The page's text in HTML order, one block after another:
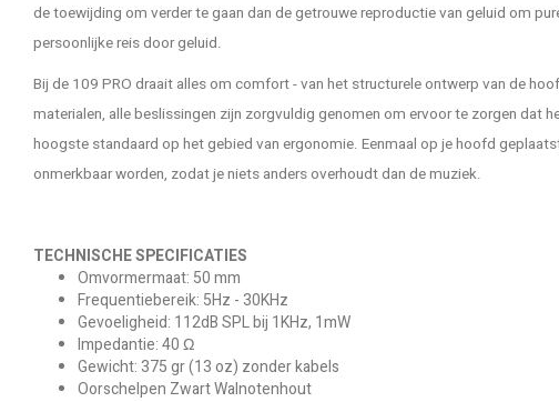
de toewijding om verder te gaan dan de getrouwe reproductie van geluid om
persoonlijke reis door geluid.
Bij de 109 PRO draait alles om comfort - van het structurele ontwerp van de
materialen, alle beslissingen zijn zorgvuldig genomen om ervoor te zorgen dat
hoogste standaard op het gebied van ergonomie. Eenmaal op je hoofd
onmerkbaar worden, zodat je niets anders overhoudt dan de muziek.
TECHNISCHE SPECIFICATIES
Omvormermaat: 50 mm
Frequentiebereik: 5Hz - 30KHz
Gevoeligheid: 112dB SPL bij 1KHz, 1mW
Impedantie: 40 Ω
Gewicht: 375 gr (13 oz) zonder kabels
Oorschelpen Zwart Walnotenhout